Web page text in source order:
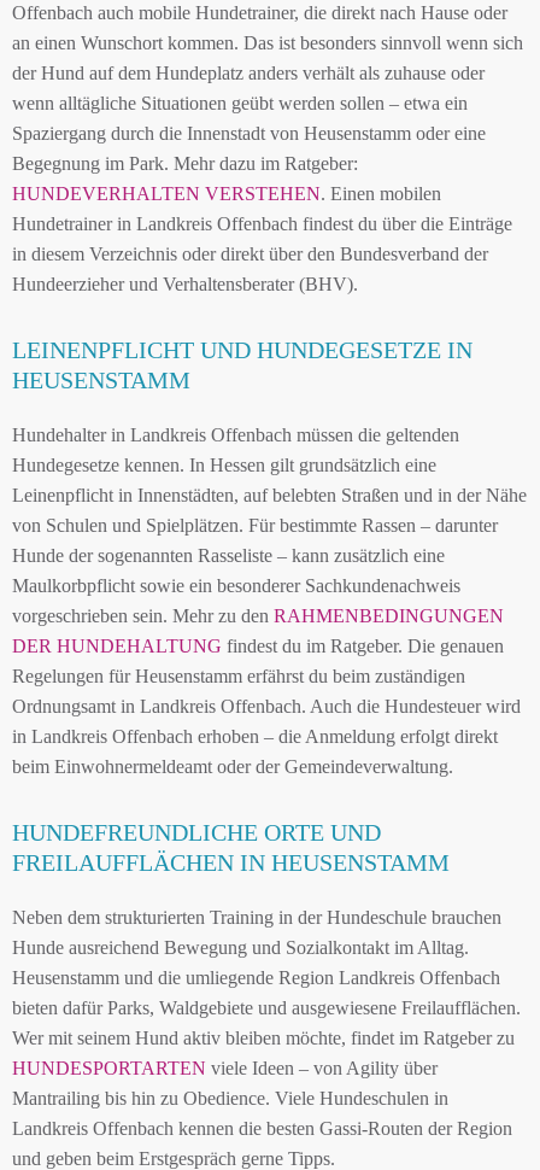
Offenbach auch mobile Hundetrainer, die direkt nach Hause oder
an einen Wunschort kommen. Das ist besonders sinnvoll wenn sich
der Hund auf dem Hundeplatz anders verhält als zuhause oder
wenn alltägliche Situationen geübt werden sollen – etwa ein
Spaziergang durch die Innenstadt von Heusenstamm oder eine
Begegnung im Park. Mehr dazu im Ratgeber:
HUNDEVERHALTEN VERSTEHEN. Einen mobilen
Hundetrainer in Landkreis Offenbach findest du über die Einträge
in diesem Verzeichnis oder direkt über den Bundesverband der
Hundeerzieher und Verhaltensberater (BHV).
LEINENPFLICHT UND HUNDEGESETZE IN
HEUSENSTAMM
Hundehalter in Landkreis Offenbach müssen die geltenden
Hundegesetze kennen. In Hessen gilt grundsätzlich eine
Leinenpflicht in Innenstädten, auf belebten Straßen und in der Nähe
von Schulen und Spielplätzen. Für bestimmte Rassen – darunter
Hunde der sogenannten Rasseliste – kann zusätzlich eine
Maulkorbpflicht sowie ein besonderer Sachkundenachweis
vorgeschrieben sein. Mehr zu den RAHMENBEDINGUNGEN
DER HUNDEHALTUNG findest du im Ratgeber. Die genauen
Regelungen für Heusenstamm erfährst du beim zuständigen
Ordnungsamt in Landkreis Offenbach. Auch die Hundesteuer wird
in Landkreis Offenbach erhoben – die Anmeldung erfolgt direkt
beim Einwohnermeldeamt oder der Gemeindeverwaltung.
HUNDEFREUNDLICHE ORTE UND
FREILAUFFLÄCHEN IN HEUSENSTAMM
Neben dem strukturierten Training in der Hundeschule brauchen
Hunde ausreichend Bewegung und Sozialkontakt im Alltag.
Heusenstamm und die umliegende Region Landkreis Offenbach
bieten dafür Parks, Waldgebiete und ausgewiesene Freilaufflächen.
Wer mit seinem Hund aktiv bleiben möchte, findet im Ratgeber zu
HUNDESPORTARTEN viele Ideen – von Agility über
Mantrailing bis hin zu Obedience. Viele Hundeschulen in
Landkreis Offenbach kennen die besten Gassi-Routen der Region
und geben beim Erstgespräch gerne Tipps.